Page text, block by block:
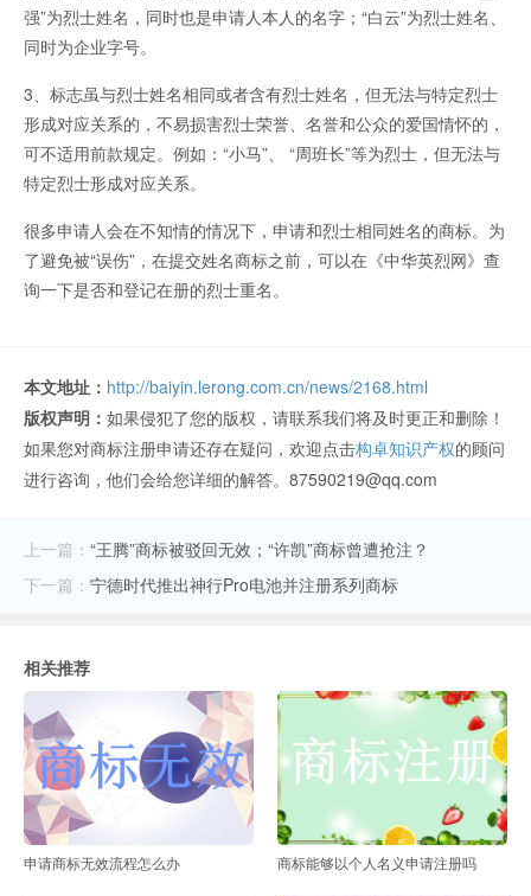
强”为烈士姓名，同时也是申请人本人的名字；“白云”为烈士姓名、
同时为企业字号。
3、标志虽与烈士姓名相同或者含有烈士姓名，但无法与特定烈士
形成对应关系的，不易损害烈士荣誉、名誉和公众的爱国情怀的，
可不适用前款规定。例如：“小马”、 “周班长”等为烈士，但无法与
特定烈士形成对应关系。
很多申请人会在不知情的情况下，申请和烈士相同姓名的商标。为
了避免被“误伤”，在提交姓名商标之前，可以在《中华英烈网》查
询一下是否和登记在册的烈士重名。
本文地址： http://baiyin.lerong.com.cn/news/2168.html
版权声明： 如果侵犯了您的版权，请联系我们将及时更正和删除！
如果您对商标注册申请还存在疑问，欢迎点击构卓知识产权的顾问
进行咨询，他们会给您详细的解答。87590219@qq.com
上一篇： “王腾”商标被驳回无效；“许凯”商标曾遭抢注？
下一篇： 宁德时代推出神行Pro电池并注册系列商标
相关推荐
申请商标无效流程怎么办 商标能够以个人名义申请注册吗